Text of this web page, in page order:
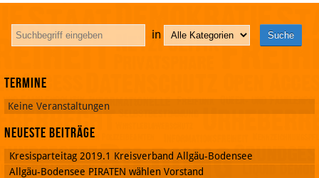
in
Termine
Keine Veranstaltungen
Neueste Beiträge
Kresisparteitag 2019.1 Kreisverband Allgäu-Bodensee
Allgäu-Bodensee PIRATEN wählen Vorstand